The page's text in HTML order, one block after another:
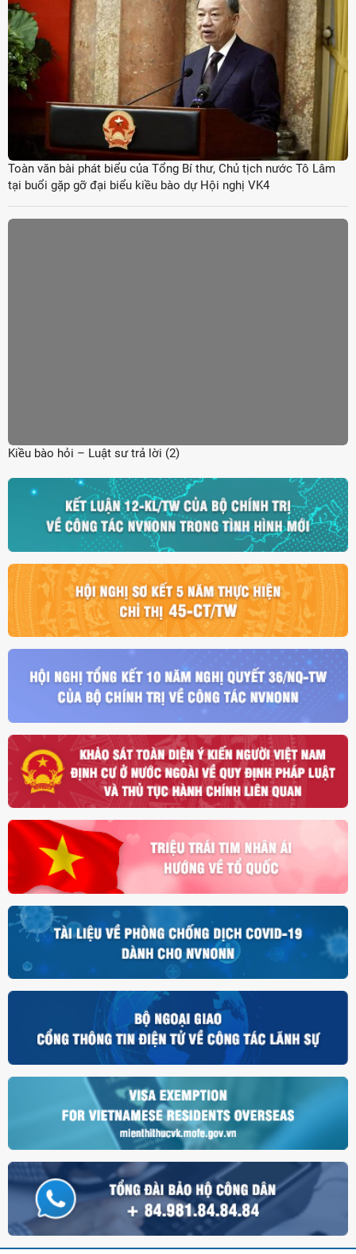
Toàn văn bài phát biểu của Tổng Bí thư, Chủ tịch nước Tô Lâm
tại buổi gặp gỡ đại biểu kiều bào dự Hội nghị VK4
Kiều bào hỏi – Luật sư trả lời (2)